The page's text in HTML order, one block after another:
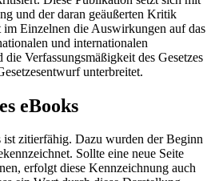
und der daran geäußerten Kritik
im Einzelnen die Auswirkungen auf das
und internationalen
Verfassungsmäßigkeit des Gesetzes
unterbreitet.
eBooks
ist zitierfähig. Dazu wurden der Beginn
Sollte eine neue Seite
erfolgt diese Kennzeichnung auch